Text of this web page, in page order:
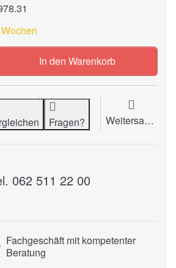
RHIN-O-TUFF / 4.37
In den Warenkorb
Fragen? Weitersagen
062 511 22 00
Fachgeschäft mit kompetenter
Beratung